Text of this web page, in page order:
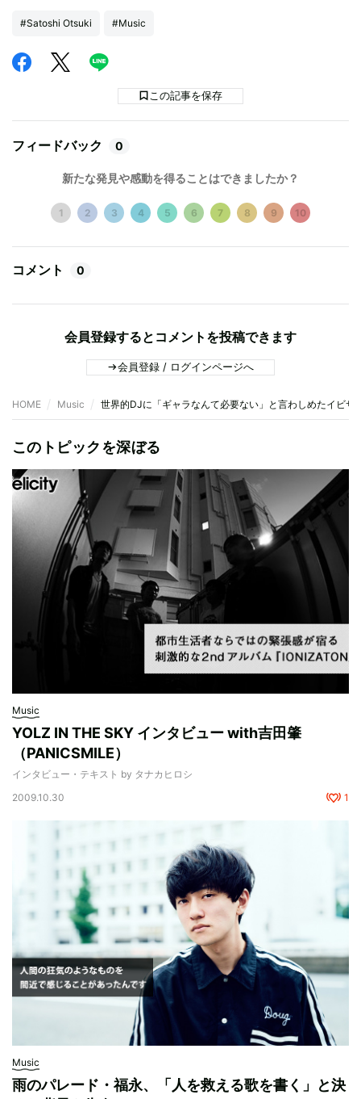
#Satoshi Otsuki #Music
この記事を保存
フィードバック 0
新たな発見や感動を得ることはできましたか？
1 2 3 4 5 6 7 8 9 10
コメント 0
会員登録するとコメントを投稿できます
会員登録 / ログインページへ
HOME Music 世界的DJに「ギャラなんて必要ない」と言わしめたイビサ
このトピックを深ぼる
Music
YOLZ IN THE SKY インタビュー with吉田肇
（PANICSMILE）
インタビュー・テキスト by タナカヒロシ
2009.10.30
1
Music
雨のパレード・福永、「人を救える歌を書く」と決